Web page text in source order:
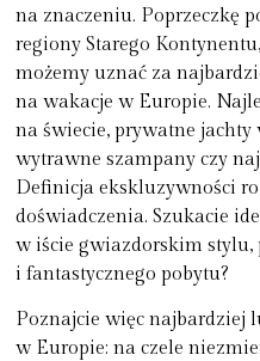
na znaczeniu. Poprzeczkę
regiony Starego
możemy uznać za
na wakacje w Europie.
na świecie, prywatne
wytrawne szampany czy
Definicja ekskluzywności
doświadczenia. Szukacie
w iście gwiazdorskim stylu,
i fantastycznego pobytu?
Poznajcie więc najbardziej
w Europie: na czele